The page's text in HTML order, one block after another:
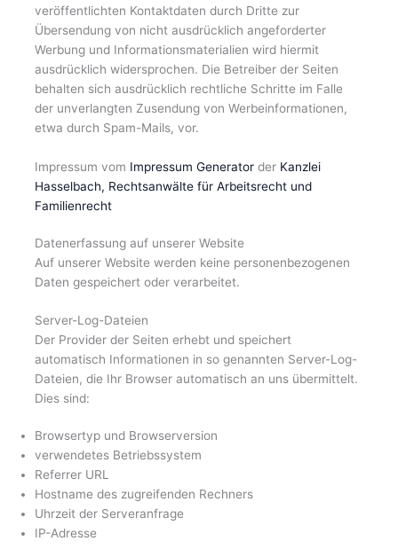
veröffentlichten Kontaktdaten durch Dritte zur
Übersendung von nicht ausdrücklich angeforderter
Werbung und Informationsmaterialien wird hiermit
ausdrücklich widersprochen. Die Betreiber der Seiten
behalten sich ausdrücklich rechtliche Schritte im Falle
der unverlangten Zusendung von Werbeinformationen,
etwa durch Spam-Mails, vor.
Impressum vom Impressum Generator der Kanzlei
Hasselbach, Rechtsanwälte für Arbeitsrecht und
Familienrecht
Datenerfassung auf unserer Website
Auf unserer Website werden keine personenbezogenen
Daten gespeichert oder verarbeitet.
Server-Log-Dateien
Der Provider der Seiten erhebt und speichert
automatisch Informationen in so genannten Server-Log-
Dateien, die Ihr Browser automatisch an uns übermittelt.
Dies sind:
Browsertyp und Browserversion
verwendetes Betriebssystem
Referrer URL
Hostname des zugreifenden Rechners
Uhrzeit der Serveranfrage
IP-Adresse